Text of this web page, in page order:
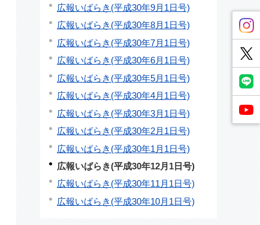
広報いばらき(平成30年9月1日号)
広報いばらき(平成30年8月1日号)
広報いばらき(平成30年7月1日号)
広報いばらき(平成30年6月1日号)
広報いばらき(平成30年5月1日号)
広報いばらき(平成30年4月1日号)
広報いばらき(平成30年3月1日号)
広報いばらき(平成30年2月1日号)
広報いばらき(平成30年1月1日号)
広報いばらき(平成30年12月1日号)
広報いばらき(平成30年11月1日号)
広報いばらき(平成30年10月1日号)